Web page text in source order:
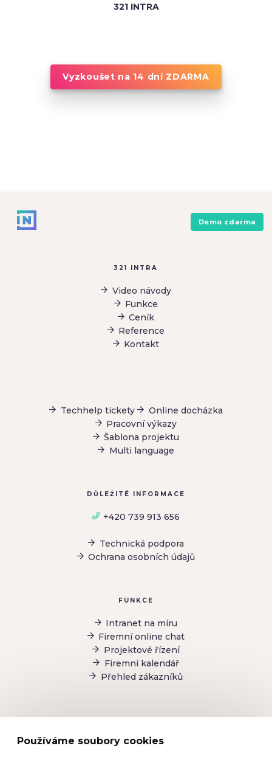
Používáme soubory cookies
321 INTRA
Vyzkoušet na 14 dní ZDARMA
Demo zdarma
321 INTRA
Video návody
Funkce
Ceník
Reference
Kontakt
FUNKCE
Intranet na míru
Firemní online chat
Projektové řízení
Firemní kalendář
Přehled zákazníků
Techhelp tickety
Online docházka
Pracovní výkazy
Šablona projektu
Multi language
DŮLEŽITÉ INFORMACE
+420 739 913 656
Technická podpora
Ochrana osobních údajů